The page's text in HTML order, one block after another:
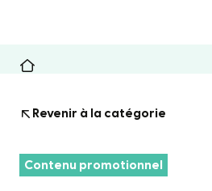
Revenir à la catégorie
Contenu promotionnel